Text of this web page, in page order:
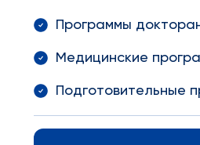
Программы
Медицинские
Подготовительные